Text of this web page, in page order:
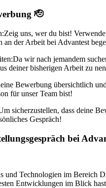
🫡
Zeig uns, wer du bist!
an der Arbeit bei Advantest
Da wir nach jemandem
deiner bisherigen Arbeit zu
Bewerbung übersichtlich
für unser Team bist!
sicherzustellen, dass deine
Gespräch!
bei
und Technologien im Bereich
Entwicklungen im Blick